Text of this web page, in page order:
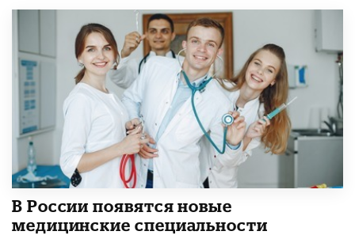
В России появятся новые
медицинские специальности